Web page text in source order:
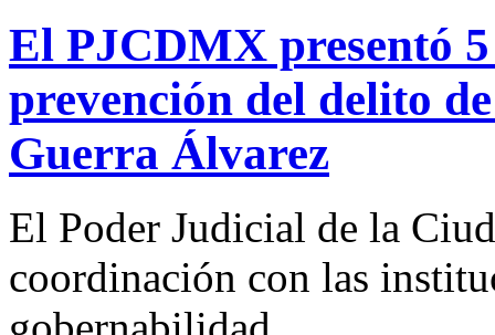
El PJCDMX presentó
prevención del delito
Guerra Álvarez
El Poder Judicial de la
coordinación con las